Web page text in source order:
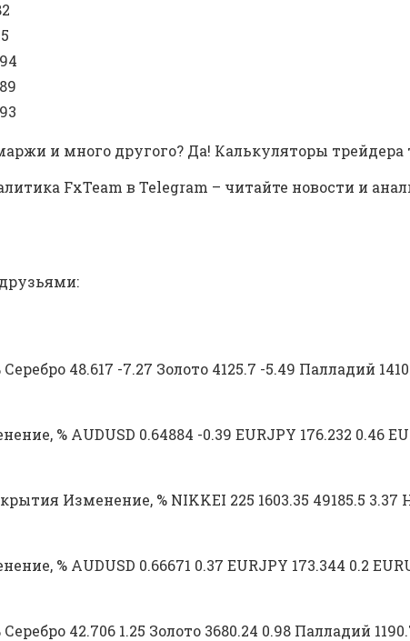
и много другого? Да! Калькуляторы трейдера
FxTeam в Telegram – читайте новости и
48.617 -7.27 Золото 4125.7 -5.49 Палладий
% AUDUSD 0.64884 -0.39 EURJPY 176.232 0.46
Изменение, % NIKKEI 225 1603.35 49185.5 3.37
% AUDUSD 0.66671 0.37 EURJPY 173.344 0.2
42.706 1.25 Золото 3680.24 0.98 Палладий